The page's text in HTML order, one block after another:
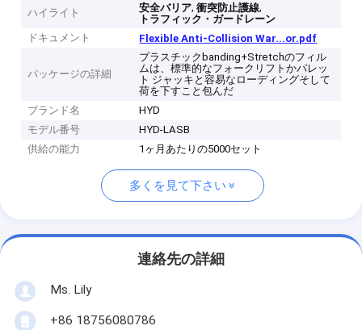
ハイライト 安全バリア,衝突防止護線,
トラフィック・ガードレーン
ドキュメント
Flexible Anti-Collision War...or.pdf
パッケージの詳細
プラスチックbanding+Stretchのフィル
ムは、標準的なフォークリフトかパレッ
ト ジャッキと容易なローディングそして
荷を下すこと包んだ
ブランド名
HYD
モデル番号
HYD-LASB
供給の能力
1ヶ月あたりの5000セット
多くを見て下さい
連絡先の詳細
Ms. Lily
+86 18756080786